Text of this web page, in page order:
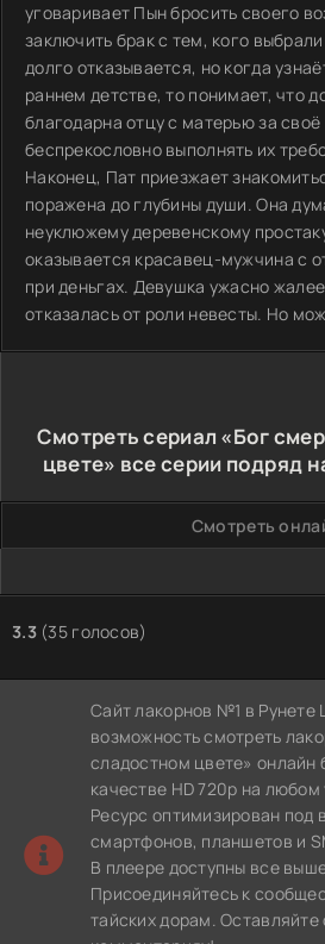
уговаривает Пын бросить своего
заключить брак с тем, кого
долго отказывается, но когда
раннем детстве, то понимает, что
благодарна отцу с матерью за
беспрекословно выполнять их
Наконец, Пат приезжает
поражена до глубины души. Она
неуклюжему деревенскому
оказывается красавец-мужчина с
при деньгах. Девушка ужасно
отказалась от роли невесты. Но
Смотреть сериал «Бог
цвете» все серии подряд
Смотреть
3.3(35голосов)
Сайт лакорнов №1 в Рунете
возможность смотреть
сладостном цвете» онлайн
качестве HD 720p на
Ресурс оптимизирован под
смартфонов, планшетов и
В плеере доступны все
Присоединяйтесь к
тайских дорам. Оставляйте